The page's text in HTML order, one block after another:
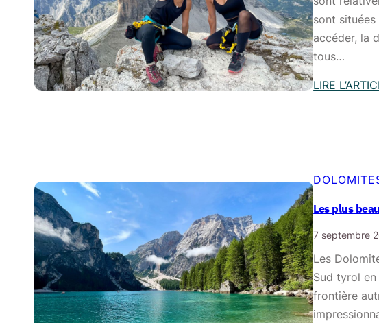
sont
accéder, la
tous…
LIRE
Les plus
7 septembre
Les
Sud tyrol
frontière